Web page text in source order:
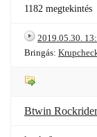
1182 megtekintés
2019.05.30.
Bringás:
Btwin